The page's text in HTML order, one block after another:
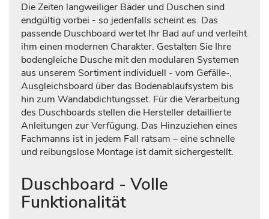
Die Zeiten langweiliger Bäder und Duschen sind
endgültig vorbei - so jedenfalls scheint es. Das
passende Duschboard wertet Ihr Bad auf und verleiht
ihm einen modernen Charakter. Gestalten Sie Ihre
bodengleiche Dusche mit den modularen Systemen
aus unserem Sortiment individuell - vom Gefälle-,
Ausgleichsboard über das Bodenablaufsystem bis
hin zum Wandabdichtungsset. Für die Verarbeitung
des Duschboards stellen die Hersteller detaillierte
Anleitungen zur Verfügung. Das Hinzuziehen eines
Fachmanns ist in jedem Fall ratsam – eine schnelle
und reibungslose Montage ist damit sichergestellt.
Duschboard - Volle
Funktionalität